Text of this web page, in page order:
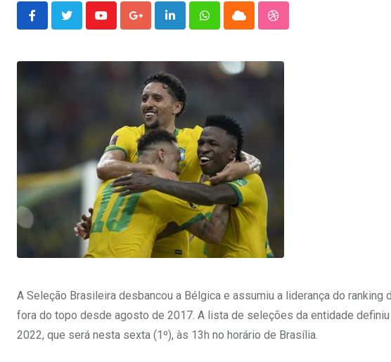
YoutubeGoogle+LinkedInWhatsappCloud StumbleUpon
A Seleção Brasileira desbancou a Bélgica e assumiu a liderança do
fora do topo desde agosto de 2017. A lista de seleções da entidade
2022, que será nesta sexta (1º), às 13h no horário de Brasília.